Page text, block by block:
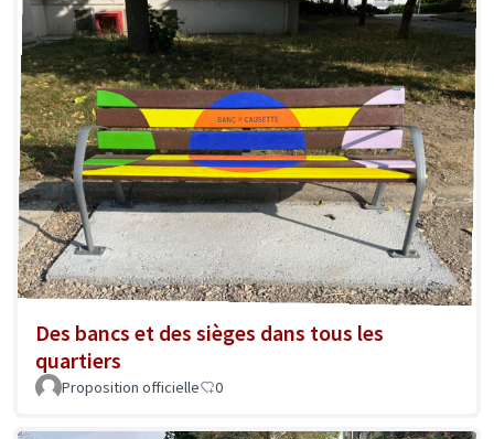
Des bancs et des sièges dans tous les
quartiers
Proposition officielle 0